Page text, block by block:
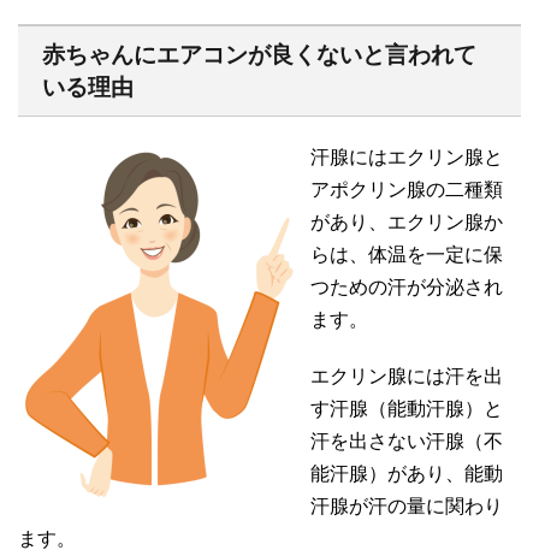
赤ちゃんにエアコンが良くないと言われて
いる理由
汗腺にはエクリン腺と
アポクリン腺の二種類
があり、エクリン腺か
らは、体温を一定に保
つための汗が分泌され
ます。
エクリン腺には汗を出
す汗腺（能動汗腺）と
汗を出さない汗腺（不
能汗腺）があり、能動
汗腺が汗の量に関わり
ます。